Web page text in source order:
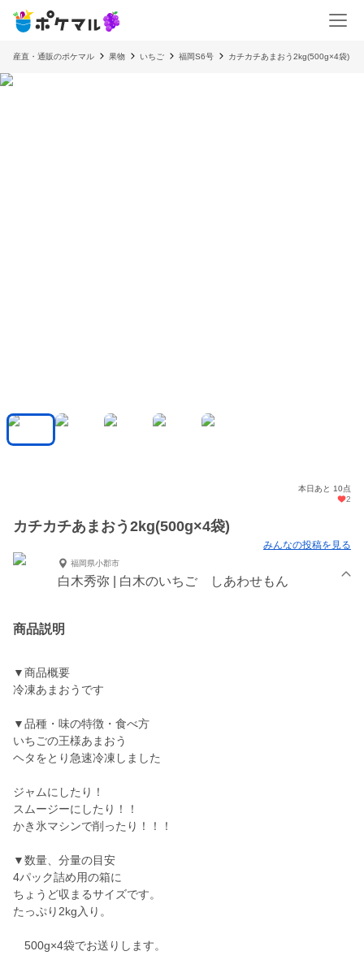
産直・通販のポケマル 果物 いちご 福岡S6号 カチカチあまおう2kg(500g×4袋)
本日あと 10点
2
カチカチあまおう2kg(500g×4袋)
みんなの投稿を見る
福岡県小郡市
白木秀弥 | 白木のいちご しあわせもん
商品説明
▼商品概要
冷凍あまおうです
▼品種・味の特徴・食べ方
いちごの王様あまおう
ヘタをとり急速冷凍しました
ジャムにしたり！
スムージーにしたり！！
かき氷マシンで削ったり！！！
▼数量、分量の目安
4パック詰め用の箱に
ちょうど収まるサイズです。
たっぷり2kg入り。
500g×4袋でお送りします。